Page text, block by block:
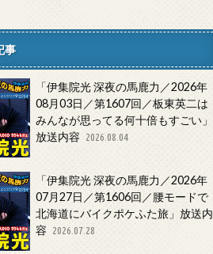
事
「伊集院光 深夜の馬鹿力／2026年
08月03日／第1607回／板東英二は
みんなが思ってる何十倍もすごい」
放送内容
2026.08.04
「伊集院光 深夜の馬鹿力／2026年
07月27日／第1606回／腰モードで
北海道にバイクポケふた旅」放送内
容
2026.07.28